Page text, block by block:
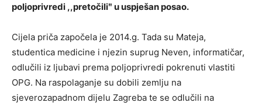
poljoprivredi ,,pretočiliʺ u uspješan posao.
Cijela priča započela je 2014.g. Tada su Mateja,
studentica medicine i njezin suprug Neven, informatičar,
odlučili iz ljubavi prema poljoprivredi pokrenuti vlastiti
OPG. Na raspolaganje su dobili zemlju na
sjeverozapadnom dijelu Zagreba te se odlučili na